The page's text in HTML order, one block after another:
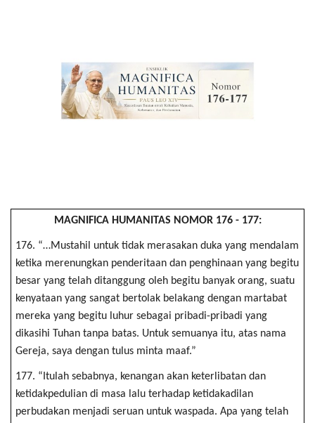
Dari Paus Fransiskus
Undangan
Latihan Rohani Ignasian
Indonesia
MAGNIFICA HUMANITAS NOMOR 176 - 177:
176. “…Mustahil untuk tidak merasakan duka yang mendalam
ketika merenungkan penderitaan dan penghinaan yang begitu
besar yang telah ditanggung oleh begitu banyak orang, suatu
kenyataan yang sangat bertolak belakang dengan martabat
mereka yang begitu luhur sebagai pribadi-pribadi yang
dikasihi Tuhan tanpa batas. Untuk semuanya itu, atas nama
Gereja, saya dengan tulus minta maaf.”
177. “Itulah sebabnya, kenangan akan keterlibatan dan
ketidakpedulian di masa lalu terhadap ketidakadilan
perbudakan menjadi seruan untuk waspada. Apa yang telah